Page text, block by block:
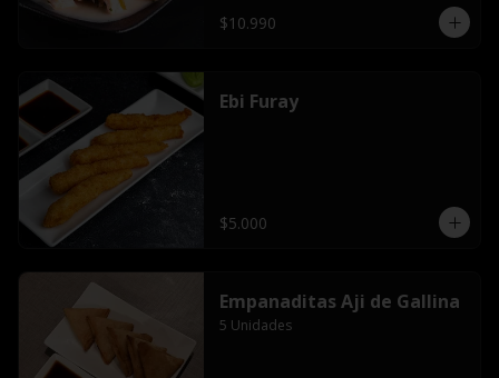
$10.990
Ebi Furay
$5.000
Empanaditas Aji de Gallina
5 Unidades